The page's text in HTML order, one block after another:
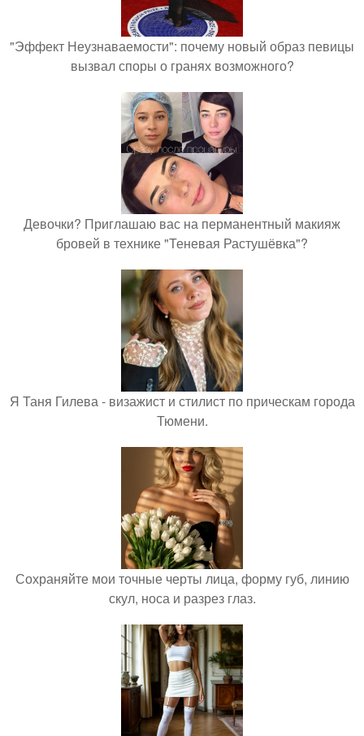
"Эффект Неузнаваемости": почему новый образ певицы
вызвал споры о гранях возможного?
Девочки? Приглашаю вас на перманентный макияж
бровей в технике "Теневая Растушёвка"?
Я Таня Гилева - визажист и стилист по прическам города
Тюмени.
Сохраняйте мои точные черты лица, форму губ, линию
скул, носа и разрез глаз.